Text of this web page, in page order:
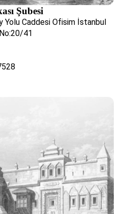
Şubesi
Yolu Caddesi Ofisim İstanbul
41